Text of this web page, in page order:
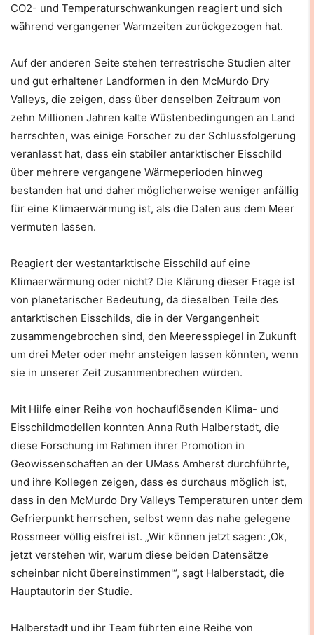
CO2- und Temperaturschwankungen reagiert und sich
während vergangener Warmzeiten zurückgezogen hat.
Auf der anderen Seite stehen terrestrische Studien alter
und gut erhaltener Landformen in den McMurdo Dry
Valleys, die zeigen, dass über denselben Zeitraum von
zehn Millionen Jahren kalte Wüstenbedingungen an Land
herrschten, was einige Forscher zu der Schlussfolgerung
veranlasst hat, dass ein stabiler antarktischer Eisschild
über mehrere vergangene Wärmeperioden hinweg
bestanden hat und daher möglicherweise weniger anfällig
für eine Klimaerwärmung ist, als die Daten aus dem Meer
vermuten lassen.
Reagiert der westantarktische Eisschild auf eine
Klimaerwärmung oder nicht? Die Klärung dieser Frage ist
von planetarischer Bedeutung, da dieselben Teile des
antarktischen Eisschilds, die in der Vergangenheit
zusammengebrochen sind, den Meeresspiegel in Zukunft
um drei Meter oder mehr ansteigen lassen könnten, wenn
sie in unserer Zeit zusammenbrechen würden.
Mit Hilfe einer Reihe von hochauflösenden Klima- und
Eisschildmodellen konnten Anna Ruth Halberstadt, die
diese Forschung im Rahmen ihrer Promotion in
Geowissenschaften an der UMass Amherst durchführte,
und ihre Kollegen zeigen, dass es durchaus möglich ist,
dass in den McMurdo Dry Valleys Temperaturen unter dem
Gefrierpunkt herrschen, selbst wenn das nahe gelegene
Rossmeer völlig eisfrei ist. „Wir können jetzt sagen: ‚Ok,
jetzt verstehen wir, warum diese beiden Datensätze
scheinbar nicht übereinstimmen'“, sagt Halberstadt, die
Hauptautorin der Studie.
Halberstadt und ihr Team führten eine Reihe von